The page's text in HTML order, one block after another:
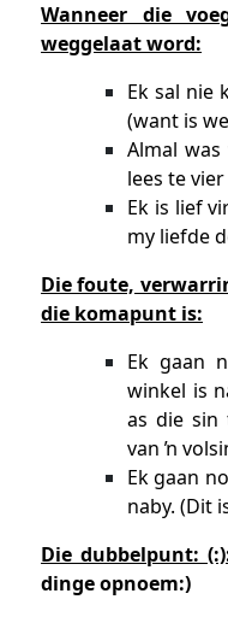
Wanneer die
weggelaat word:
Ek sal nie
(want is
Almal
lees te
Ek is lief
my liefde
Die foute,
die komapunt is:
Ek gaan
winkel is
as die sin
van ŉ
Ek gaan
naby. (Dit
Die dubbelpunt:
dinge opnoem:)